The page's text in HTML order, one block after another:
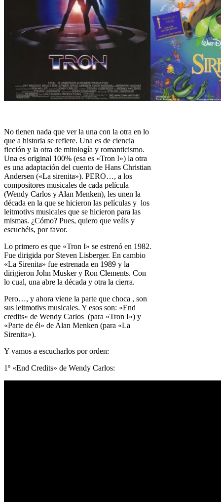
No tienen nada que ver la una con la otra en lo
que a historia se refiere. Una es de ciencia
ficción y la otra de mitología y romanticismo.
Una es original 100% (esa es «Tron I») la otra
es una adaptación del cuento de Hans Christian
Andersen («La sirenita»). PERO…, a los
compositores musicales de cada película
(Wendy Carlos y Alan Menken), les unen la
década en la que se hicieron las películas y los
leitmotivs musicales que se hicieron para las
mismas. ¿Cómo? Pues, quiero que veáis y
escuchéis, por favor.
Lo primero es que «Tron I» se estrenó en 1982.
Fue dirigida por Steven Lisberger. En cambio
«La Sirenita» fue estrenada en 1989 y la
dirigieron John Musker y Ron Clements. Con
lo cual, una abre la década y otra la cierra.
Pero…, y ahora viene la parte que choca , son
sus leitmotivs musicales. Y esos son: «End
credits» de Wendy Carlos (para «Tron I») y
«Parte de él» de Alan Menken (para «La
Sirenita»).
Y vamos a escucharlos por orden:
1º «End Credits» de Wendy Carlos: